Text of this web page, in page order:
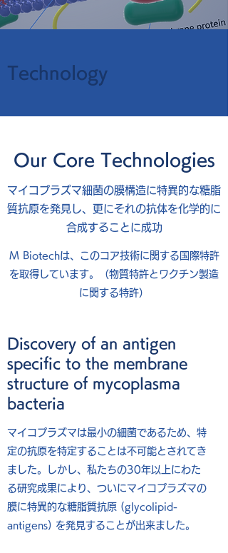
Technology
Our Core Technologies
マイコプラズマ細菌の膜構造に特異的な糖脂
質抗原を発見し、更にそれの抗体を化学的に
合成することに成功
M Biotechは、このコア技術に関する国際特許
を取得しています。（物質特許とワクチン製造
に関する特許）
Discovery of an antigen
specific to the membrane
structure of mycoplasma
bacteria
マイコプラズマは最小の細菌であるため、特
定の抗原を特定することは不可能とされてき
ました。しかし、私たちの30年以上にわた
る研究成果により、ついにマイコプラズマの
膜に特異的な糖脂質抗原 (glycolipid-
antigens) を発見することが出来ました。